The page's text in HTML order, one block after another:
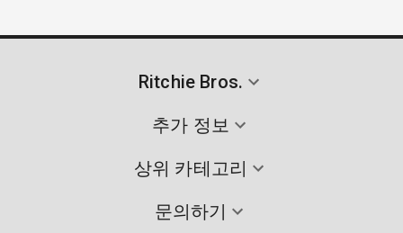
Ritchie Bros.
추가 정보
상위 카테고리
문의하기